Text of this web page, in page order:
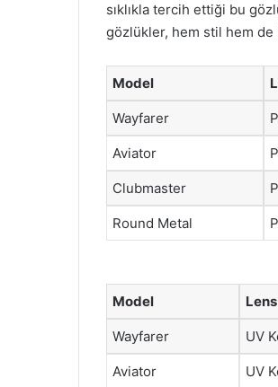
sıklıkla tercih ettiği bu
gözlükler, hem stil hem
Model
Wayfarer
Aviator
Clubmaster
Round Metal
Model
Wayfarer UV
Aviator UV